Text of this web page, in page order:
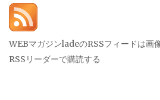
WEBマガジンladeのRSSフィードは画
RSSリーダーで購読する